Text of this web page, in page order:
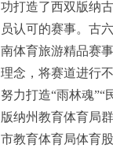
功打造了西双版纳
员认可的赛事。古
南体育旅游精品赛
理念，将赛道进行
努力打造“雨林魂”“
版纳州教育体育局
市教育体育局体育